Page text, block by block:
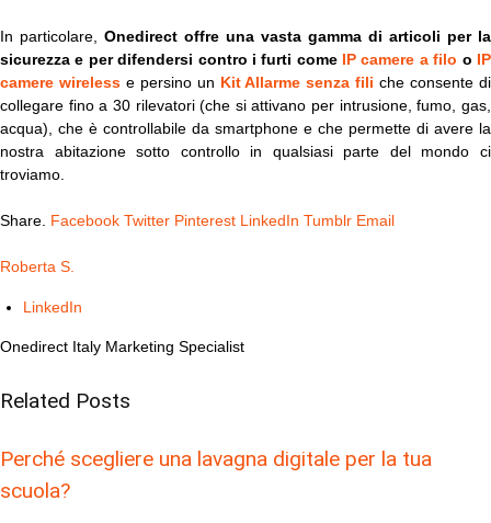
In particolare, Onedirect offre una vasta gamma di articoli per la
sicurezza e per difendersi contro i furti come IP camere a filo o IP
camere wirelesse persino un Kit Allarme senza fili che consente di
collegare fino a 30 rilevatori (che si attivano per intrusione, fumo, gas,
acqua), che è controllabile da smartphone e che permette di avere la
nostra abitazione sotto controllo in qualsiasi parte del mondo ci
troviamo.
Share. Facebook Twitter Pinterest LinkedIn Tumblr Email
Roberta S.
LinkedIn
Onedirect Italy Marketing Specialist
Related Posts
Perché scegliere una lavagna digitale per la tua
scuola?